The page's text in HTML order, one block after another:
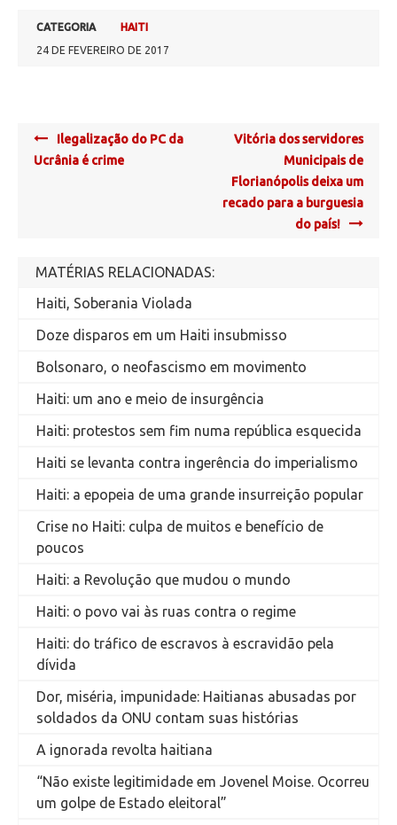
CATEGORIA
HAITI
24 DE FEVEREIRO DE 2017
Post
navigation
Ilegalização do PC da
Ucrânia é crime
Vitória dos servidores
Municipais de
Florianópolis deixa um
recado para a burguesia
do país!
MATÉRIAS RELACIONADAS:
Haiti, Soberania Violada
Doze disparos em um Haiti insubmisso
Bolsonaro, o neofascismo em movimento
Haiti: um ano e meio de insurgência
Haiti: protestos sem fim numa república esquecida
Haiti se levanta contra ingerência do imperialismo
Haiti: a epopeia de uma grande insurreição popular
Crise no Haiti: culpa de muitos e benefício de
poucos
Haiti: a Revolução que mudou o mundo
Haiti: o povo vai às ruas contra o regime
Haiti: do tráfico de escravos à escravidão pela
dívida
Dor, miséria, impunidade: Haitianas abusadas por
soldados da ONU contam suas histórias
A ignorada revolta haitiana
“Não existe legitimidade em Jovenel Moise. Ocorreu
um golpe de Estado eleitoral”